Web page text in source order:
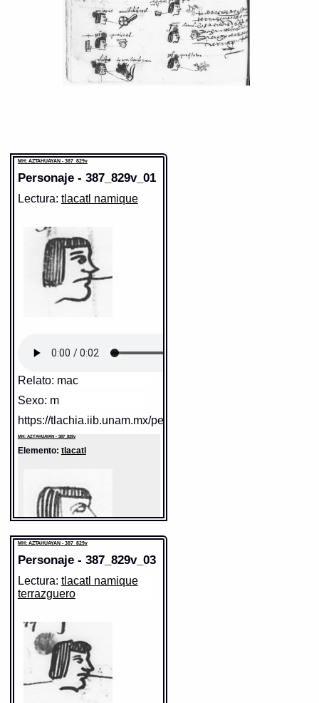
MH: AZTAHUAYAN - 387_829v
Personaje - 387_829v_01
Lectura: tlacatl namique
Relato: mac
Sexo: m
https://tlachia.iib.unam.mx/personaje/387_829v_01
MH: AZTAHUAYAN - 387_829v
Elemento: tlacatl
Sentido: hombre
Valor fonético: tlacatl
https://tlachia.iib.unam.mx/elemento/01.01.01
MH: AZTAHUAYAN - 387_829v
Personaje - 387_829v_03
Lectura: tlacatl namique
terrazguero